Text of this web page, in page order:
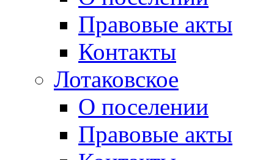
Правовые акты
Контакты
Лотаковское
О поселении
Правовые акты